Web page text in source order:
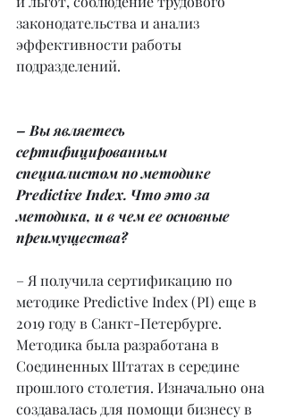
законодательства и анализ
эффективности работы
подразделений.
– Вы являетесь
сертифицированным
специалистом по методике
Predictive Index. Что это за
методика, и в чем ее основные
преимущества?
– Я получила сертификацию по
методике Predictive Index (PI) еще в
2019 году в Санкт-Петербурге.
Методика была разработана в
Соединенных Штатах в середине
прошлого столетия. Изначально она
создавалась для помощи бизнесу в